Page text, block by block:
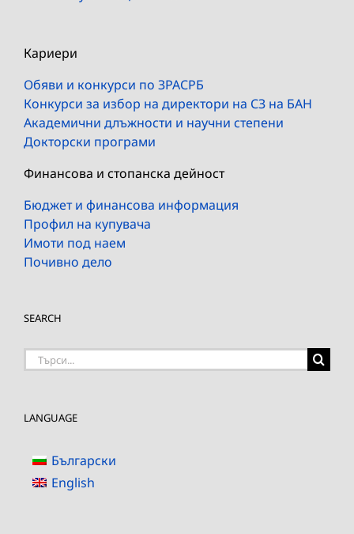
Кариери
Обяви и конкурси по ЗРАСРБ
Конкурси за избор на директори на СЗ на БАН
Академични длъжности и научни степени
Докторски програми
Финансова и стопанска дейност
Бюджет и финансова информация
Профил на купувача
Имоти под наем
Почивно дело
SEARCH
Търсене
LANGUAGE
Български
English